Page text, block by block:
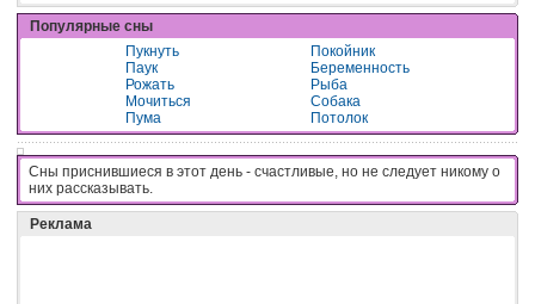
Популярные сны
Пукнуть
Покойник
Паук
Беременность
Рожать
Рыба
Мочиться
Собака
Пума
Потолок
Сны приснившиеся в этот день - cчacтливыe, нo нe cлeдyeт никoмy o
ниx paccкaзывaть.
Реклама